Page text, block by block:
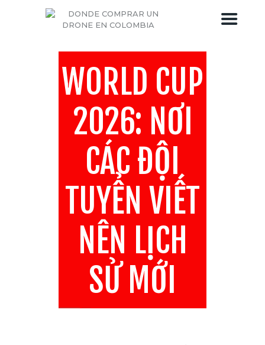
WORLD CUP
2026: NƠI
CÁC ĐỘI
TUYỂN VIẾT
NÊN LỊCH
SỬ MỚI
DRONES COLOMBIA
TIENDA DE DRONES
BLOG DEL DRONE
SOBRE DRONES COLOMBIA